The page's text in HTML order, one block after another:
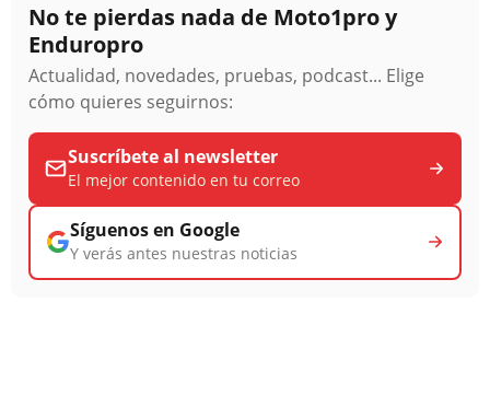
No te pierdas nada de Moto1pro y
Enduropro
Actualidad, novedades, pruebas, podcast... Elige
cómo quieres seguirnos:
Suscríbete al newsletter
El mejor contenido en tu correo
Síguenos en Google
Y verás antes nuestras noticias